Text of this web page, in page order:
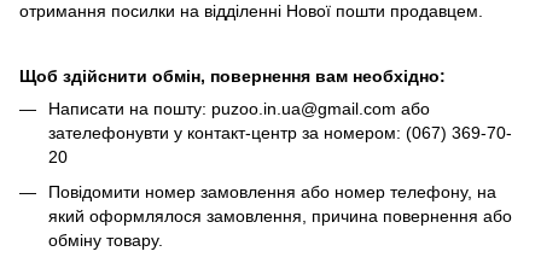
отримання посилки на відділенні Нової пошти продавцем.
Щоб здійснити обмін, повернення вам необхідно:
Написати на пошту: puzoo.in.ua@gmail.com або
зателефонувти у контакт-центр за номером: (067) 369-70-
20
Повідомити номер замовлення або номер телефону, на
який оформлялося замовлення, причина повернення або
обміну товару.